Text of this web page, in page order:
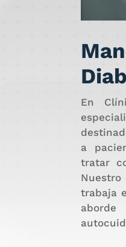
En
a
tratar
Nuestro
trabaja